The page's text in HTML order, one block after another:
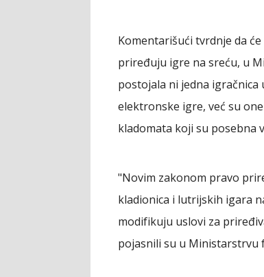
Komentarišući tvrdnje da
priređuju igre na sreću, u
postojala ni jedna
elektronske igre, već su
kladomata koji su posebna
"Novim zakonom pravo
kladionica i lutrijskih igara
modifikuju uslovi za
pojasnili su u Ministarstrvu